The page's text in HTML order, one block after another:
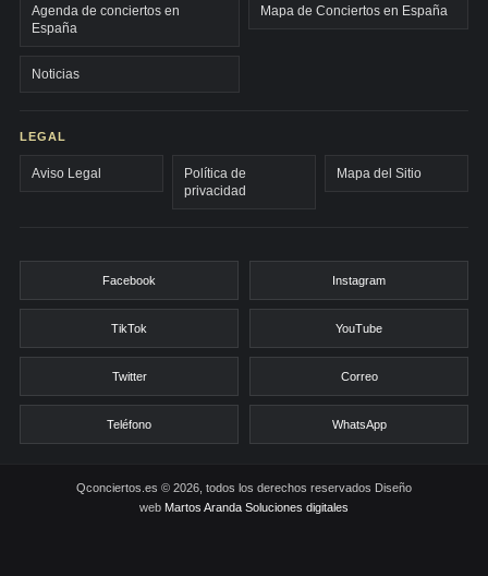
Agenda de conciertos en
España
Mapa de Conciertos en España
Noticias
LEGAL
Aviso Legal
Política de
privacidad
Mapa del Sitio
Facebook Instagram
TikTok YouTube
Twitter Correo
Teléfono WhatsApp
Qconciertos.es © 2026, todos los derechos reservados Diseño
web Martos Aranda Soluciones digitales